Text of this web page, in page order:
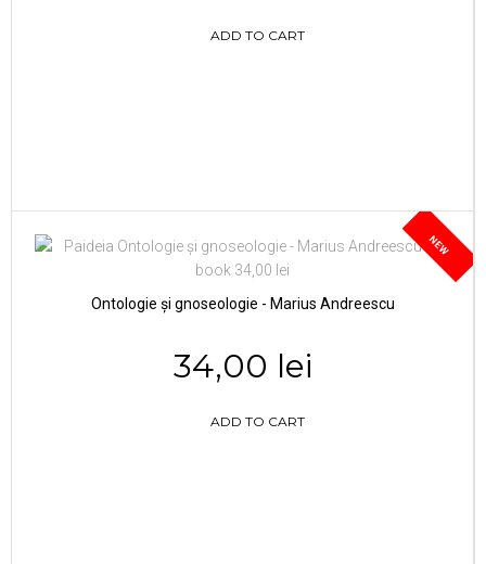
ADD TO CART
NEW
Ontologie și gnoseologie - Marius Andreescu
34,00 lei
ADD TO CART